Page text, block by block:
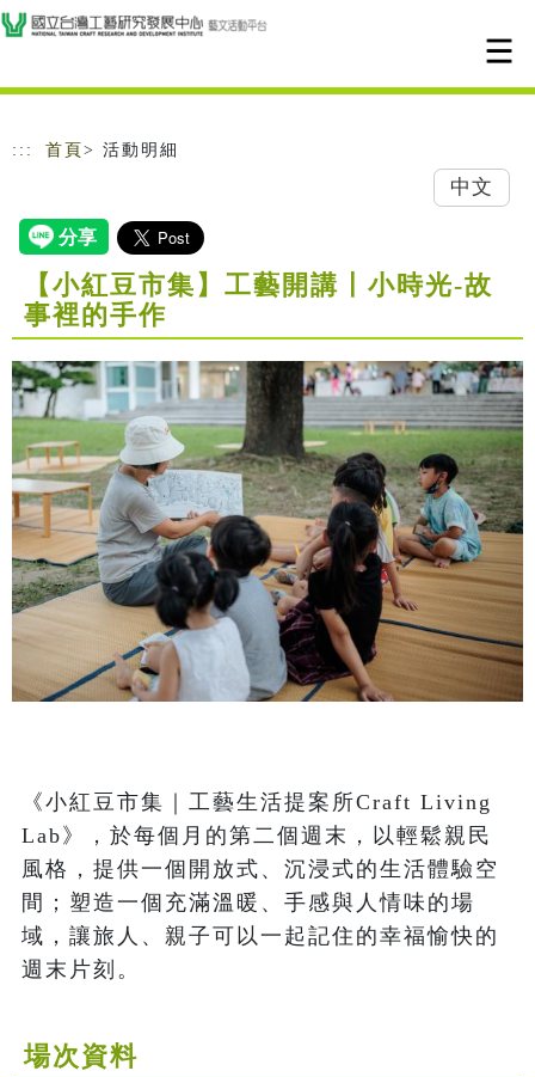
跳到主要內容
網站導覽
::: 首頁 > 活動明細
中文
【小紅豆市集】工藝開講〡小時光-故
事裡的手作
《小紅豆市集｜工藝生活提案所Craft Living
Lab》，於每個月的第二個週末，以輕鬆親民
風格，提供一個開放式、沉浸式的生活體驗空
間；塑造一個充滿溫暖、手感與人情味的場
域，讓旅人、親子可以一起記住的幸福愉快的
週末片刻。
場次資料